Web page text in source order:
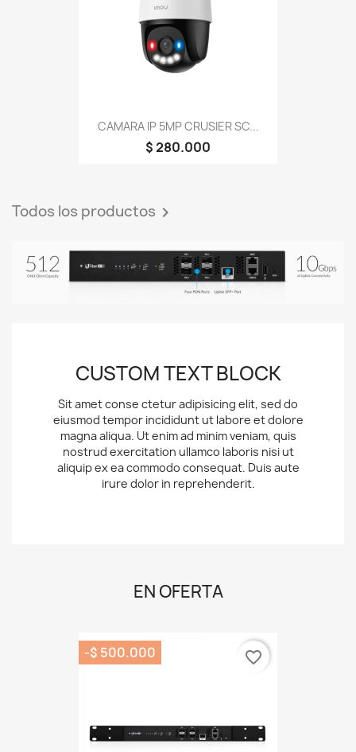
CAMARA IP 5MP CRUSIER SC...
$ 280.000
Todos los productos 
CUSTOM TEXT BLOCK
Sit amet conse ctetur adipisicing elit, sed do
eiusmod tempor incididunt ut labore et dolore
magna aliqua. Ut enim ad minim veniam, quis
nostrud exercitation ullamco laboris nisi ut
aliquip ex ea commodo consequat. Duis aute
irure dolor in reprehenderit.
EN OFERTA
-$ 500.000 favorite_border